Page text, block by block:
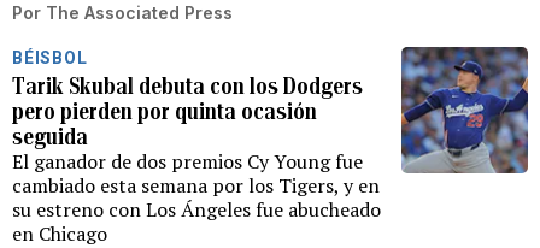
Por The Associated Press
BÉISBOL
Tarik Skubal debuta con los Dodgers
pero pierden por quinta ocasión
seguida
El ganador de dos premios Cy Young fue
cambiado esta semana por los Tigers, y en
su estreno con Los Ángeles fue abucheado
en Chicago